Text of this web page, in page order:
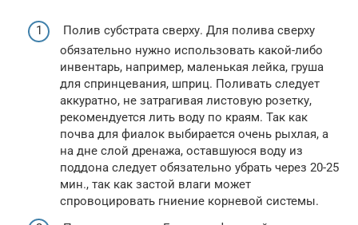
Полив субстрата сверху. Для полива сверху
обязательно нужно использовать какой-либо
инвентарь, например, маленькая лейка, груша
для спринцевания, шприц. Поливать следует
аккуратно, не затрагивая листовую розетку,
рекомендуется лить воду по краям. Так как
почва для фиалок выбирается очень рыхлая, а
на дне слой дренажа, оставшуюся воду из
поддона следует обязательно убрать через 20-25
мин., так как застой влаги может
спровоцировать гниение корневой системы.